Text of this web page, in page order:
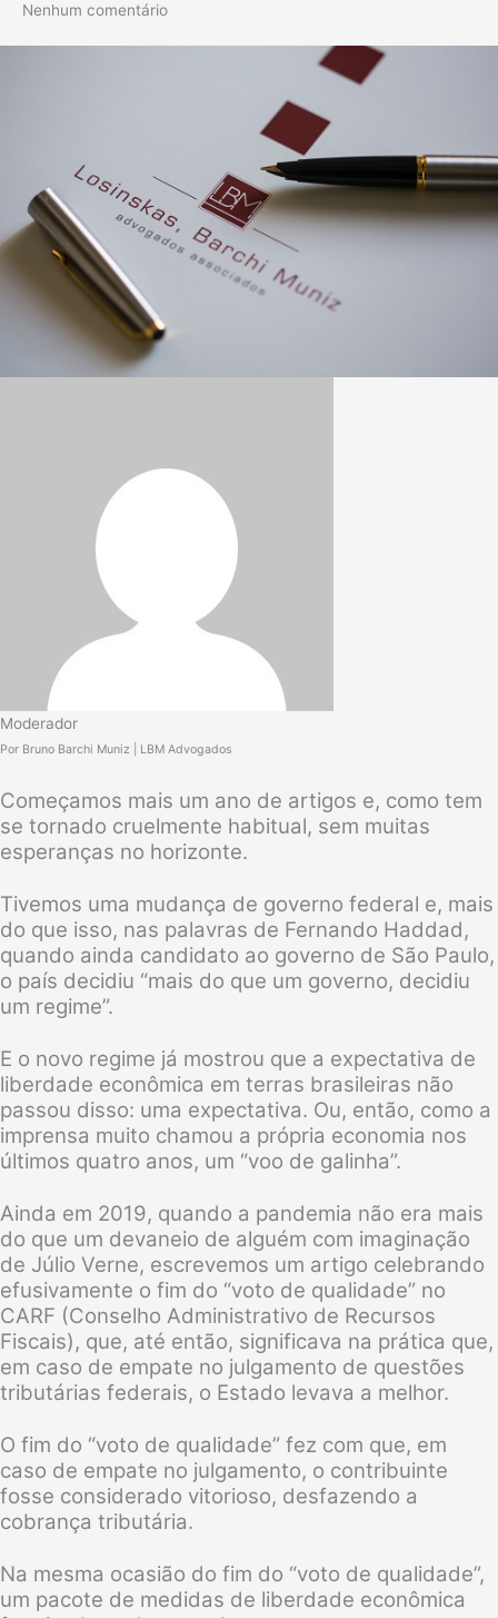
Nenhum comentário
Moderador
Por Bruno Barchi Muniz | LBM Advogados
Começamos mais um ano de artigos e, como tem
se tornado cruelmente habitual, sem muitas
esperanças no horizonte.
Tivemos uma mudança de governo federal e, mais
do que isso, nas palavras de Fernando Haddad,
quando ainda candidato ao governo de São Paulo,
o país decidiu “mais do que um governo, decidiu
um regime”.
E o novo regime já mostrou que a expectativa de
liberdade econômica em terras brasileiras não
passou disso: uma expectativa. Ou, então, como a
imprensa muito chamou a própria economia nos
últimos quatro anos, um “voo de galinha”.
Ainda em 2019, quando a pandemia não era mais
do que um devaneio de alguém com imaginação
de Júlio Verne, escrevemos um artigo celebrando
efusivamente o fim do “voto de qualidade” no
CARF (Conselho Administrativo de Recursos
Fiscais), que, até então, significava na prática que,
em caso de empate no julgamento de questões
tributárias federais, o Estado levava a melhor.
O fim do “voto de qualidade” fez com que, em
caso de empate no julgamento, o contribuinte
fosse considerado vitorioso, desfazendo a
cobrança tributária.
Na mesma ocasião do fim do “voto de qualidade”,
um pacote de medidas de liberdade econômica